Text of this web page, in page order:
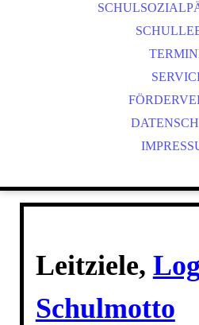
Leitziele,
Schulmotto